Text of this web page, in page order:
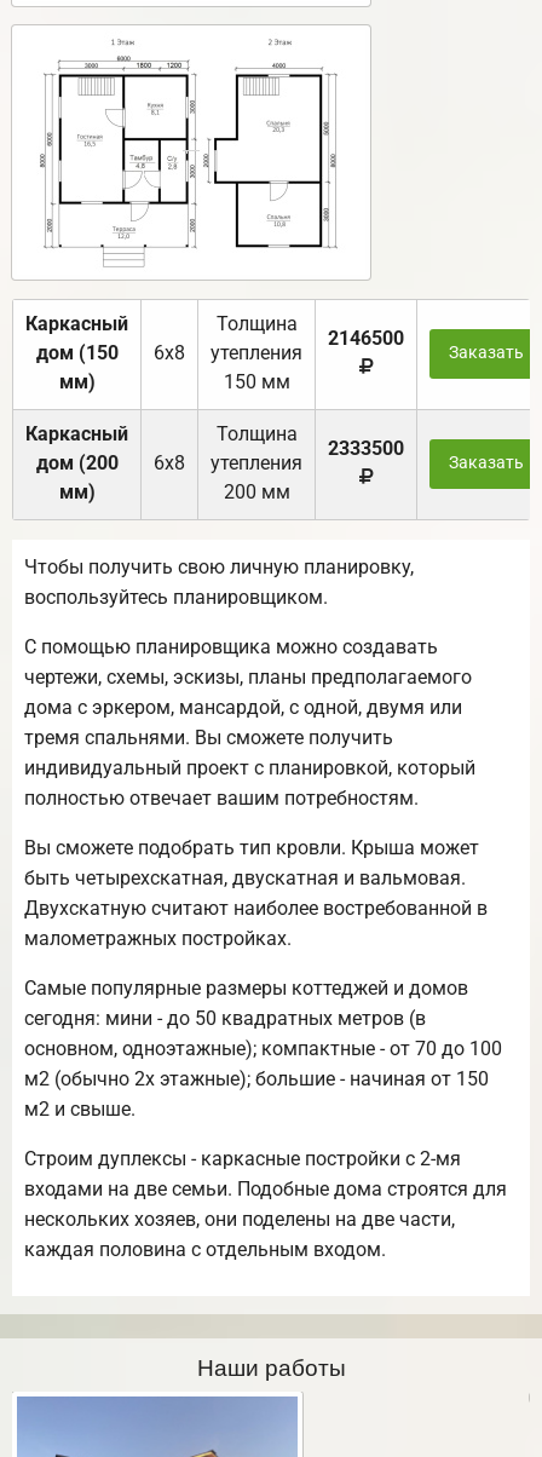
Каркасный
дом (150
мм)
6х8
Толщина
утепления
150 мм
2146500
Заказать
Каркасный
дом (200
мм)
6х8
Толщина
утепления
200 мм
2333500
Заказать
Чтобы получить свою личную планировку,
воспользуйтесь планировщиком.
С помощью планировщика можно создавать
чертежи, схемы, эскизы, планы предполагаемого
дома с эркером, мансардой, с одной, двумя или
тремя спальнями. Вы сможете получить
индивидуальный проект с планировкой, который
полностью отвечает вашим потребностям.
Вы сможете подобрать тип кровли. Крыша может
быть четырехскатная, двускатная и вальмовая.
Двухскатную считают наиболее востребованной в
малометражных постройках.
Самые популярные размеры коттеджей и домов
сегодня: мини - до 50 квадратных метров (в
основном, одноэтажные); компактные - от 70 до 100
м2 (обычно 2х этажные); большие - начиная от 150
м2 и свыше.
Строим дуплексы - каркасные постройки с 2-мя
входами на две семьи. Подобные дома строятся для
нескольких хозяев, они поделены на две части,
каждая половина с отдельным входом.
Наши работы